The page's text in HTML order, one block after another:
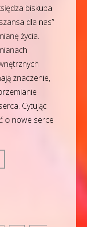
biskupa
dla nas”
życia.
znaczenie,
Cytując
o nowe serce